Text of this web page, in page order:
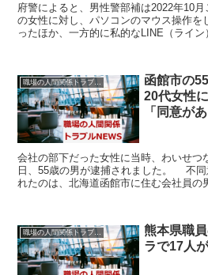
府警によると、男性警部補は2022年10
の女性に対し、パソコンのマウス操作を
ったほか、一方的に私的なLINE（ライン
職場の人間関係トラブルニュース
函館市の
20代女性
「同意が
会社の部下だった女性に当時、わいせつ
日、55歳の男が逮捕されました。 不同
れたのは、北海道函館市に住む会社員
職場の人間関係トラブルニュース
熊本県職
ラで17人